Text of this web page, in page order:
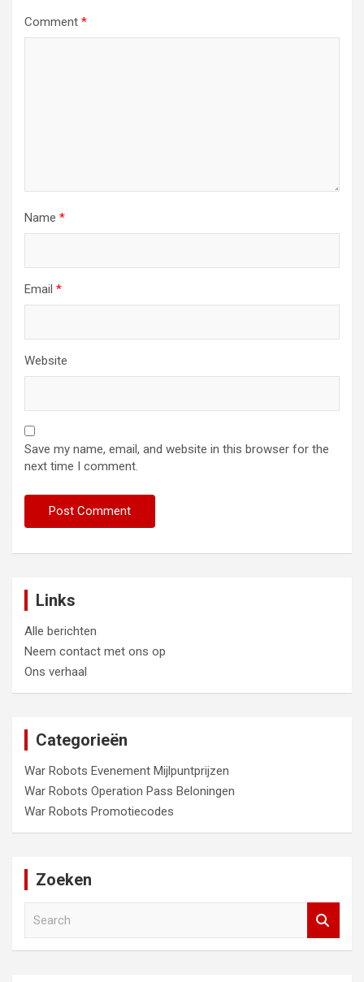
Comment *
Name *
Email *
Website
Save my name, email, and website in this browser for the
next time I comment.
Links
Alle berichten
Neem contact met ons op
Ons verhaal
Categorieën
War Robots Evenement Mijlpuntprijzen
War Robots Operation Pass Beloningen
War Robots Promotiecodes
Zoeken